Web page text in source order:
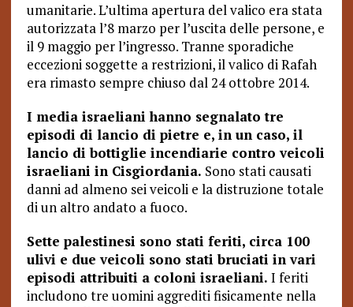
umanitarie. L’ultima apertura del valico era stata
autorizzata l’8 marzo per l’uscita delle persone, e
il 9 maggio per l’ingresso. Tranne sporadiche
eccezioni soggette a restrizioni, il valico di Rafah
era rimasto sempre chiuso dal 24 ottobre 2014.
I media israeliani hanno segnalato tre
episodi di lancio di pietre e, in un caso, il
lancio di bottiglie incendiarie contro veicoli
israeliani in Cisgiordania. Sono stati causati
danni ad almeno sei veicoli e la distruzione totale
di un altro andato a fuoco.
Sette palestinesi sono stati feriti, circa 100
ulivi e due veicoli sono stati bruciati in vari
episodi attribuiti a coloni israeliani. I feriti
includono tre uomini aggrediti fisicamente nella